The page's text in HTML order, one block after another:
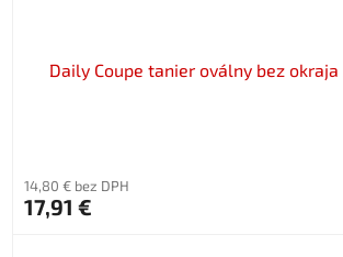
Daily Coupe tanier oválny bez okraja
14,80 € bez DPH
17,91 €